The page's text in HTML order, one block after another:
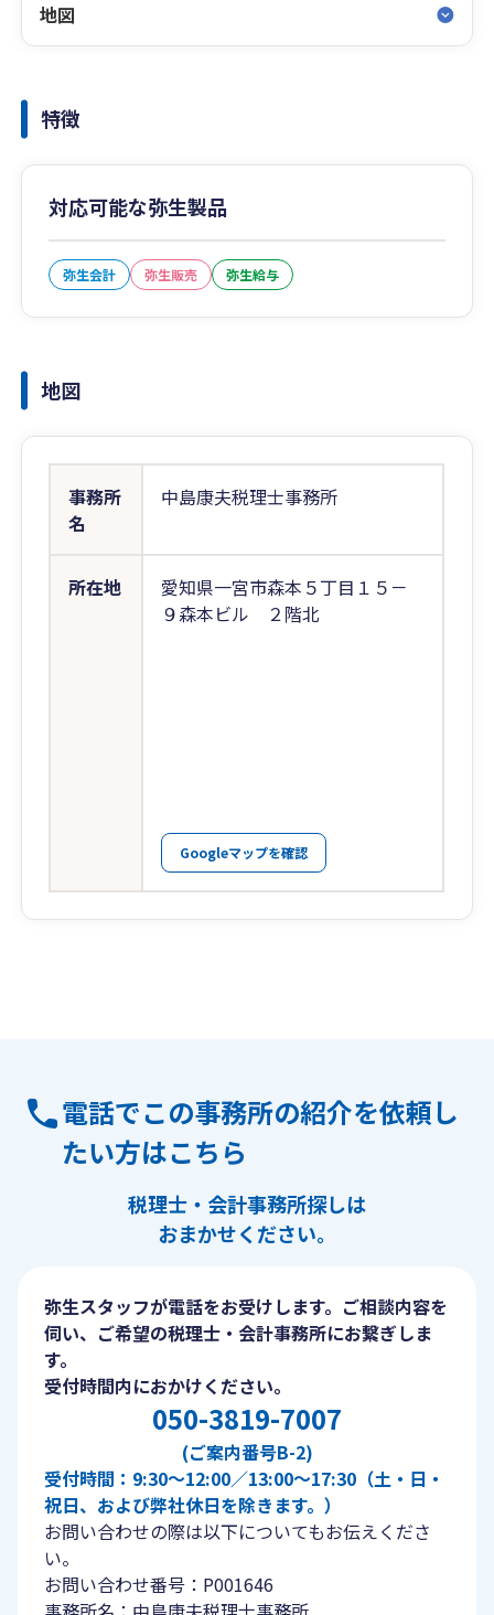
地図
特徴
対応可能な弥生製品
弥生会計 弥生販売 弥生給与
地図
事務所
名
中島康夫税理士事務所
所在地
愛知県一宮市森本５丁目１５－
９森本ビル ２階北
Googleマップを確認
電話でこの事務所の紹介を依頼し
たい方はこちら
税理士・会計事務所探しは
おまかせください。
弥生スタッフが電話をお受けします。ご相談内容を
伺い、ご希望の税理士・会計事務所にお繋ぎしま
す。
受付時間内におかけください。
050-3819-7007
(ご案内番号B-2)
受付時間：9:30〜12:00／13:00〜17:30（土・日・
祝日、および弊社休日を除きます。）
お問い合わせの際は以下についてもお伝えくださ
い。
お問い合わせ番号：P001646